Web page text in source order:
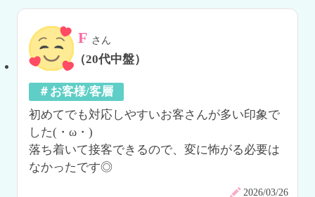
F さん
（20代中盤）
＃お客様/客層
初めてでも対応しやすいお客さんが多い印象で
した(・ω・)
落ち着いて接客できるので、変に怖がる必要は
なかったです◎
2026/03/26